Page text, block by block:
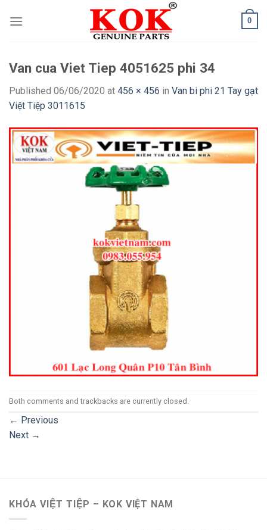
0
Van cua Viet Tiep 4051625 phi 34
Published 06/06/2020 at 456 × 456 in Van bi phi 21 Tay gạt
Việt Tiệp 3011615
Both comments and trackbacks are currently closed.
← Previous
Next →
KHÓA VIỆT TIỆP – KOK VIỆT NAM